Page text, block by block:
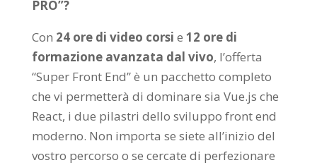
PRO”?
Con 24 ore di video corsi e 12 ore di
formazione avanzata dal vivo, l’offerta
“Super Front End” è un pacchetto completo
che vi permetterà di dominare sia Vue.js che
React, i due pilastri dello sviluppo front end
moderno. Non importa se siete all’inizio del
vostro percorso o se cercate di perfezionare